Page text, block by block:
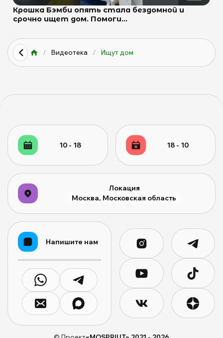
Крошка Бэмби опять стала бездомной и
срочно ищет дом. Помоги...
/ Видеотека / Ищут дом
10 - 18 18 - 10
Локация
Москва, Московская область
Напишите нам